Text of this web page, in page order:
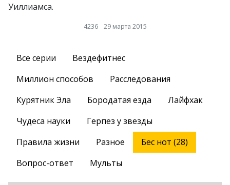
Уиллиамса.
4236 29 марта 2015
Все серии
Вездефитнес
Миллион способов
Расследования
Курятник Эла
Бородатая езда
Лайфхак
Чудеса науки
Герпез у звезды
Правила жизни
Разное
Бес нот (28)
Вопрос-ответ
Мульты